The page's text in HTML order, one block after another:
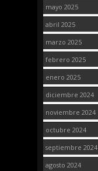
mayo 2025
abril 2025
marzo 2025
febrero 2025
enero 2025
diciembre 2024
noviembre 2024
octubre 2024
septiembre 2024
agosto 2024